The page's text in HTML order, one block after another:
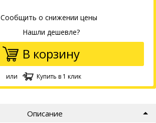
Сообщить о снижении цены
Нашли дешевле?
В корзину
или Купить в 1 клик
Описание